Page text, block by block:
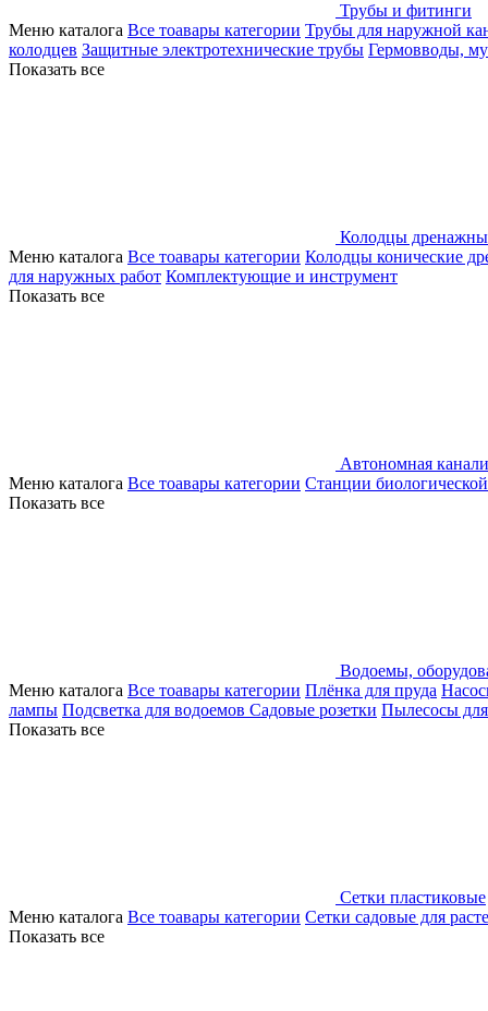
Трубы и фитинги
Меню каталога Все тоавары категории Трубы для наружной
колодцев Защитные электротехнические трубы Гермовводы,
Показать все
Колодцы
Меню каталога Все тоавары категории Колодцы конические
для наружных работ Комплектующие и инструмент
Показать все
Автономная
Меню каталога Все тоавары категории Станции
Показать все
Водоемы,
Меню каталога Все тоавары категории Плёнка для пруда
лампы Подсветка для водоемов Садовые розетки Пылесосы
Показать все
Сетки пластиковые
Меню каталога Все тоавары категории Сетки садовые для
Показать все